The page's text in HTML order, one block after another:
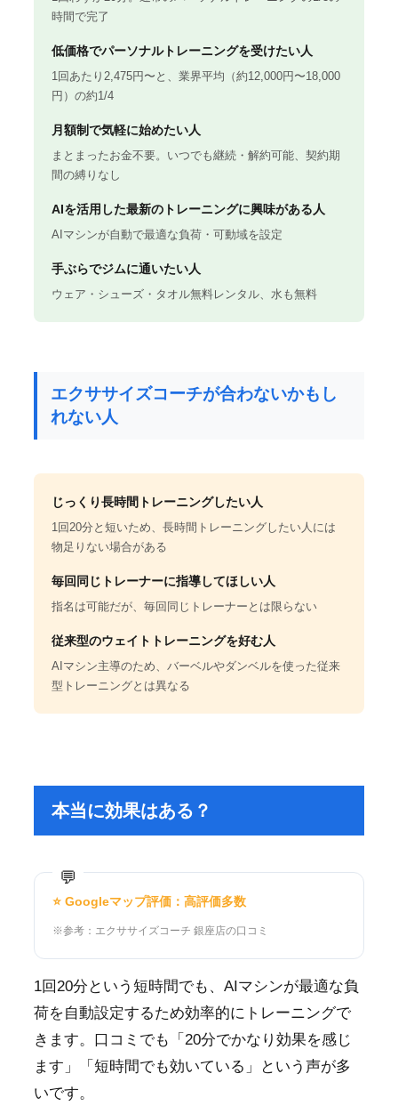
時間で完了
低価格でパーソナルトレーニングを受けたい人
1回あたり2,475円〜と、業界平均（約12,000円〜18,000
円）の約1/4
月額制で気軽に始めたい人
まとまったお金不要。いつでも継続・解約可能、契約期
間の縛りなし
AIを活用した最新のトレーニングに興味がある人
AIマシンが自動で最適な負荷・可動域を設定
手ぶらでジムに通いたい人
ウェア・シューズ・タオル無料レンタル、水も無料
エクササイズコーチが合わないかもし
れない人
じっくり長時間トレーニングしたい人
1回20分と短いため、長時間トレーニングしたい人には
物足りない場合がある
毎回同じトレーナーに指導してほしい人
指名は可能だが、毎回同じトレーナーとは限らない
従来型のウェイトトレーニングを好む人
AIマシン主導のため、バーベルやダンベルを使った従来
型トレーニングとは異なる
本当に効果はある？
⭐ Googleマップ評価：高評価多数
※参考：エクササイズコーチ 銀座店の口コミ
1回20分という短時間でも、AIマシンが最適な負
荷を自動設定するため効率的にトレーニングで
きます。口コミでも「20分でかなり効果を感じ
ます」「短時間でも効いている」という声が多
いです。